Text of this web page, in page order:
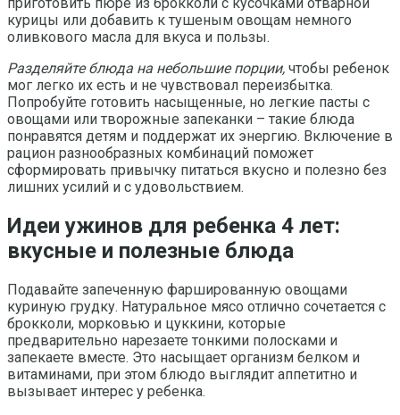
курицы или добавить к тушеным овощам немного
оливкового масла для вкуса и пользы.
Разделяйте блюда на небольшие порции, чтобы ребенок
мог легко их есть и не чувствовал переизбытка.
Попробуйте готовить насыщенные, но легкие пасты с
овощами или творожные запеканки – такие блюда
понравятся детям и поддержат их энергию. Включение в
рацион разнообразных комбинаций поможет
сформировать привычку питаться вкусно и полезно без
лишних усилий и с удовольствием.
Идеи ужинов для ребенка 4 лет:
вкусные и полезные блюда
Подавайте запеченную фаршированную овощами
куриную грудку. Натуральное мясо отлично сочетается с
брокколи, морковью и цуккини, которые
предварительно нарезаете тонкими полосками и
запекаете вместе. Это насыщает организм белком и
витаминами, при этом блюдо выглядит аппетитно и
вызывает интерес у ребенка.